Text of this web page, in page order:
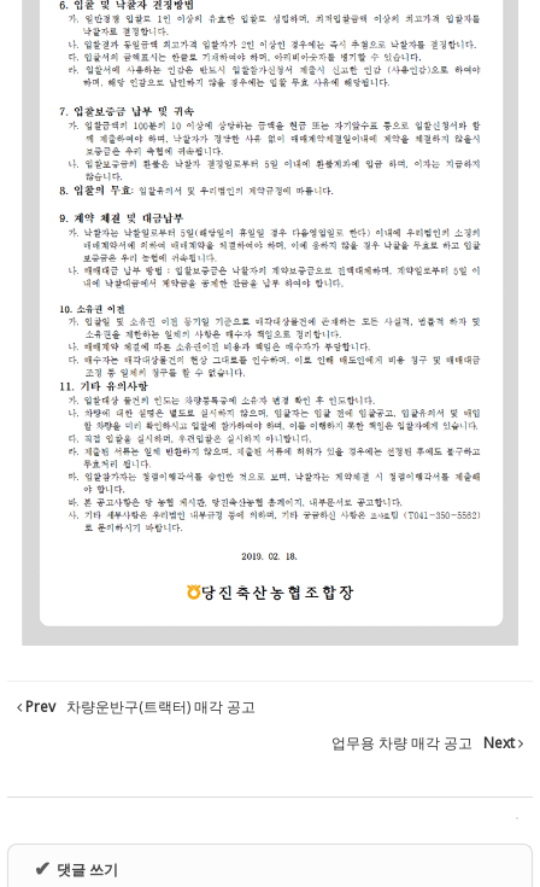
Prev 차량운반구(트랙터) 매각 공고
업무용 차량 매각 공고
Next
✔ 댓글 쓰기